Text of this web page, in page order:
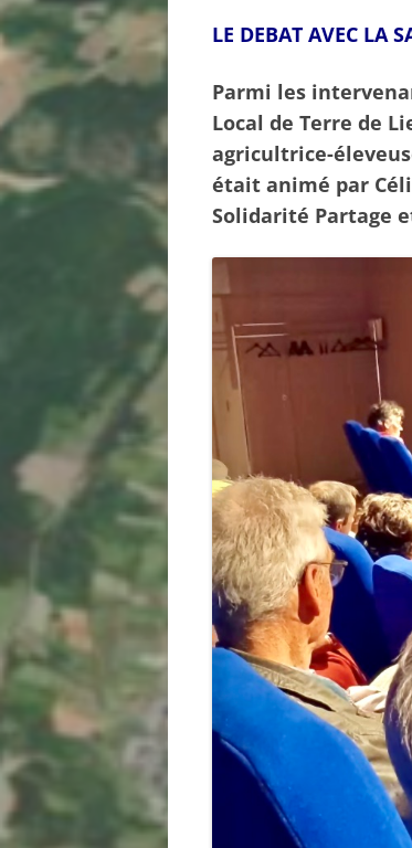
LE DEBAT AVEC LA
Parmi les
Local de Terre de
agricultrice-
était animé par
Solidarité Partage